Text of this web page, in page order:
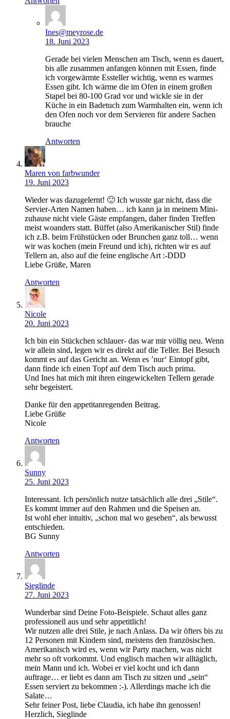
Ines@meyrose.de
18. Juni 2023
Gerade bei vielen Menschen am Tisch, wenn es dauert,
bis alle zusammen anfangen können mit Essen, finde
ich vorgewärmte Essteller wichtig, wenn es warmes
Essen gibt. Ich wärme die im Ofen in einem großen
Stapel bei 80-100 Grad vor und wickle sie in der
Küche in ein Badetuch zum Warmhalten ein, wenn ich
den Ofen noch vor dem Servieren für andere Sachen
brauche
Antworten
Maren von farbwunder
19. Juni 2023
Wieder was dazugelernt! 🙂 Ich wusste gar nicht, dass die
Servier-Arten Namen haben… ich kann ja in meinem Mini-
zuhause nicht viele Gäste empfangen, daher finden Treffen
meist woanders statt. Büffet (also Amerikanischer Stil) finde
ich z.B. beim Frühstücken oder Brunchen ganz toll… wenn
wir was kochen (mein Freund und ich), richten wir es auf
Tellern an, also auf die feine englische Art :-DDD
Liebe Grüße, Maren
Antworten
Nicole
20. Juni 2023
Ich bin ein Stückchen schlauer- das war mir völlig neu. Wenn
wir allein sind, legen wir es direkt auf die Teller. Bei Besuch
kommt es auf das Gericht an. Wenn es ’nur‘ Eintopf gibt,
dann finde ich einen Topf auf dem Tisch auch prima.
Und Ines hat mich mit ihren eingewickelten Tellern gerade
sehr begeistert.
Danke für den appetitanregenden Beitrag.
Liebe Grüße
Nicole
Antworten
Sunny
25. Juni 2023
Interessant. Ich persönlich nutze tatsächlich alle drei „Stile“.
Es kommt immer auf den Rahmen und die Speisen an.
Ist wohl eher intuitiv, „schon mal wo gesehen“, als bewusst
entschieden.
BG Sunny
Antworten
Sieglinde
27. Juni 2023
Wunderbar sind Deine Foto-Beispiele. Schaut alles ganz
professionell aus und sehr appetitlich!
Wir nutzen alle drei Stile, je nach Anlass. Da wir öfters bis zu
12 Personen mit Kindern sind, meistens den französischen.
Amerikanisch wird es, wenn wir Party machen, was nicht
mehr so oft vorkommt. Und englisch machen wir alltäglich,
mein Mann und ich. Wobei er viel kocht und ich dann
auftrage… er liebt es dann am Tisch zu sitzen und „sein“
Essen serviert zu bekommen :-). Allerdings mache ich die
Salate…
Sehr feiner Post, liebe Claudia, ich habe ihn genossen!
Herzlich, Sieglinde